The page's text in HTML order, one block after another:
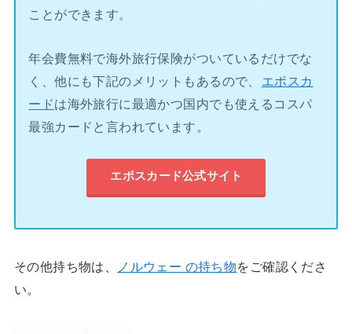
ことができます。
年会費無料で海外旅行保険がついているだけでな
く、他にも下記のメリットもあるので、
エポスカ
ードは海外旅行に最適かつ国内でも使えるコスパ
最強カードと言われています。
エポスカード公式サイト
その他持ち物は、 ノルウェー の持ち物をご確認くださ
い。